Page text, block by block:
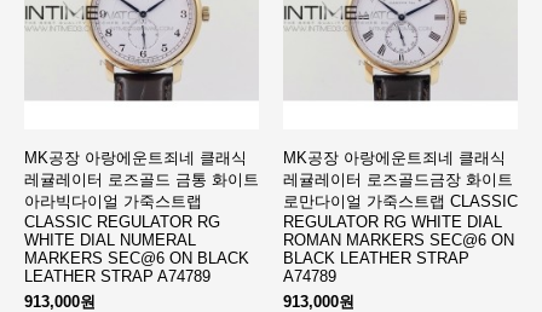
MK공장 아랑에운트죄네 클래식
레귤레이터 로즈골드 금통 화이트
아라빅다이얼 가죽스트랩
CLASSIC REGULATOR RG
WHITE DIAL NUMERAL
MARKERS SEC@6 ON BLACK
LEATHER STRAP A74789
913,000원
MK공장 아랑에운트죄네 클래식
레귤레이터 로즈골드금장 화이트
로만다이얼 가죽스트랩 CLASSIC
REGULATOR RG WHITE DIAL
ROMAN MARKERS SEC@6 ON
BLACK LEATHER STRAP
A74789
913,000원